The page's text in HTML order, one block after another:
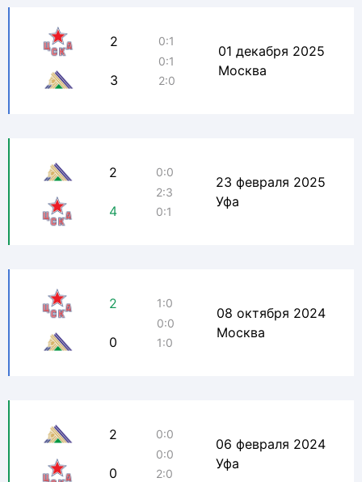
2
3
0:1
0:1
2:0
01 декабря 2025
Москва
2
4
0:0
2:3
0:1
23 февраля 2025
Уфа
2
0
1:0
0:0
1:0
08 октября 2024
Москва
2
0
0:0
0:0
2:0
06 февраля 2024
Уфа